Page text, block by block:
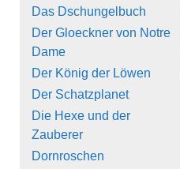
Das Dschungelbuch
Der Gloeckner von Notre
Dame
Der König der Löwen
Der Schatzplanet
Die Hexe und der
Zauberer
Dornroschen